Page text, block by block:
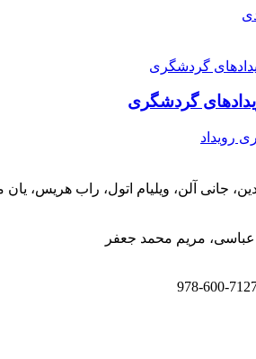
گردشگری
رویداد
جانی آلن، ویلیام اتول، راب هریس، یان
مریم محمد جعفر
978-600-